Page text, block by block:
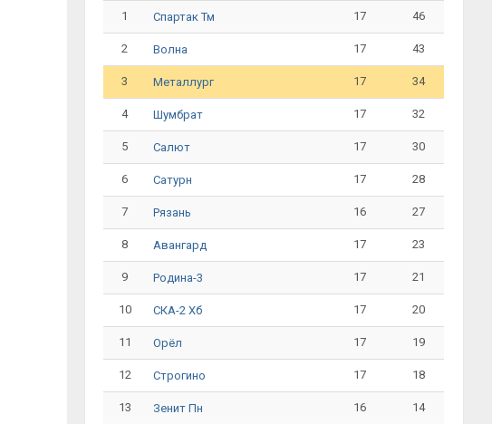
1 Спартак Тм 17 46
2 Волна 17 43
3 Металлург 17 34
4 Шумбрат 17 32
5 Салют 17 30
6 Сатурн 17 28
7 Рязань 16 27
8 Авангард 17 23
9 Родина-3 17 21
10 СКА-2 Хб 17 20
11 Орёл 17 19
12 Строгино 17 18
13 Зенит Пн 16 14